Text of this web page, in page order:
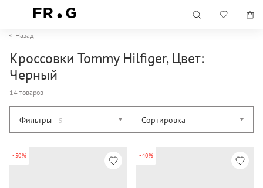
Назад
Кроссовки Tommy Hilfiger, Цвет:
Черный
14 товаров
Фильтры 5 Сортировка
-50% -40%